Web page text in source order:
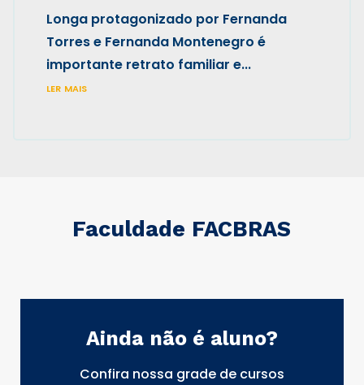
Longa protagonizado por Fernanda
Torres e Fernanda Montenegro é
importante retrato familiar e...
ler mais
Faculdade FACBRAS
Ainda não é aluno?
Confira nossa grade de cursos